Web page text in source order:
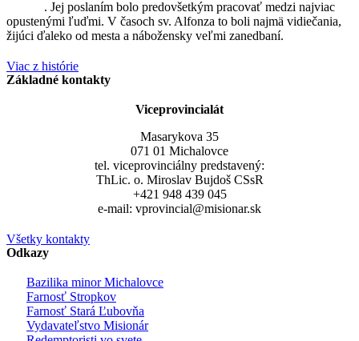
. Jej poslaním bolo predovšetkým pracovať medzi najviac
opustenými ľuďmi. V časoch sv. Alfonza to boli najmä vidiečania,
žijúci ďaleko od mesta a nábožensky veľmi zanedbaní.
Viac z histórie
Základné kontakty
Viceprovincialát
Masarykova 35
071 01 Michalovce
tel. viceprovinciálny predstavený:
ThLic. o. Miroslav Bujdoš CSsR
+421 948 439 045
e-mail: vprovincial@misionar.sk
Všetky kontakty
Odkazy
Bazilika minor Michalovce
Farnosť Stropkov
Farnosť Stará Ľubovňa
Vydavateľstvo Misionár